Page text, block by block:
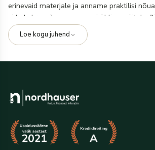
erinevaid materjale ja anname praktilisi
siduda kraanikauss muu mööbliga, näiteks
Samuti leiad siit häid nippe, kuidas oma uut
et see püsiks aastaid kaunina. Olenemata
perevannituba, aitab see artikkel sul teha
Miks on õige vannitoavalamu
oluline?
Vannitoavalamu on üks kõige tihedamini
sinu kodus. Alates hommikusest
Loe kogu juhend